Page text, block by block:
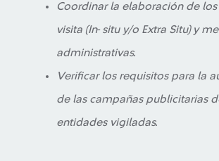
Coordinar la elaboración de
visita (In- situ y/o Extra Situ) y
administrativas.
Verificar los requisitos para la
de las campañas publicitarias
entidades vigiladas.